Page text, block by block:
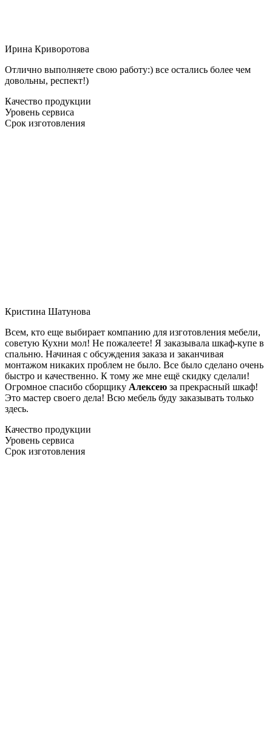
Ирина Криворотова
Отлично выполняете свою работу:) все остались более чем
довольны, респект!)
Качество продукции
Уровень сервиса
Срок изготовления
Кристина Шатунова
Всем, кто еще выбирает компанию для изготовления мебели,
советую Кухни мол! Не пожалеете! Я заказывала шкаф-купе в
спальню. Начиная с обсуждения заказа и заканчивая
монтажом никаких проблем не было. Все было сделано очень
быстро и качественно. К тому же мне ещё скидку сделали!
Огромное спасибо сборщику Алексею за прекрасный шкаф!
Это мастер своего дела! Всю мебель буду заказывать только
здесь.
Качество продукции
Уровень сервиса
Срок изготовления